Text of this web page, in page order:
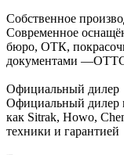
Собственное
Современное
бюро, ОТК,
документами
Официальный дилер
Официальный дилер
как Sitrak, Howo,
техники и гарантией